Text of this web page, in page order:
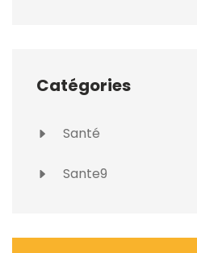
Catégories
Santé
Sante9